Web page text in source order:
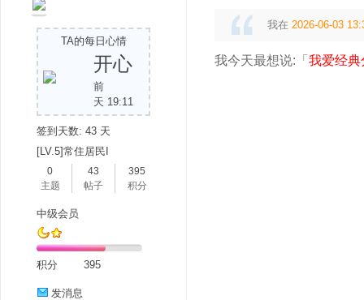
TA的每日心情
开心
前
天 19:11
签到天数: 43 天
[LV.5]常住居民I
0
主题
43
帖子
395
积分
中级会员
积分 395
发消息
我在 2026-06-03
我今天最想说:「 我爱经典